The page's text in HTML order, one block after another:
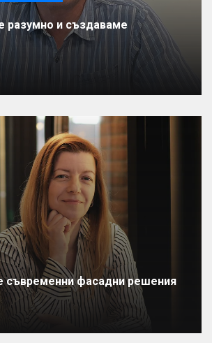
разумно и създаваме
съвременни фасадни решения